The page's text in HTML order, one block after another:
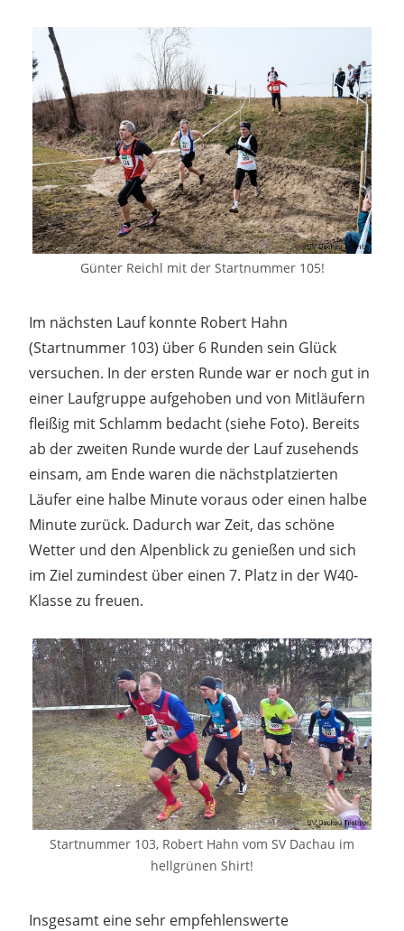
Günter Reichl mit der Startnummer 105!
Im nächsten Lauf konnte Robert Hahn
(Startnummer 103) über 6 Runden sein Glück
versuchen. In der ersten Runde war er noch gut in
einer Laufgruppe aufgehoben und von Mitläufern
fleißig mit Schlamm bedacht (siehe Foto). Bereits
ab der zweiten Runde wurde der Lauf zusehends
einsam, am Ende waren die nächstplatzierten
Läufer eine halbe Minute voraus oder einen halbe
Minute zurück. Dadurch war Zeit, das schöne
Wetter und den Alpenblick zu genießen und sich
im Ziel zumindest über einen 7. Platz in der W40-
Klasse zu freuen.
Startnummer 103, Robert Hahn vom SV Dachau im
hellgrünen Shirt!
Insgesamt eine sehr empfehlenswerte